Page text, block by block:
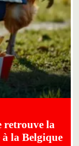
retrouve la
la Belgique